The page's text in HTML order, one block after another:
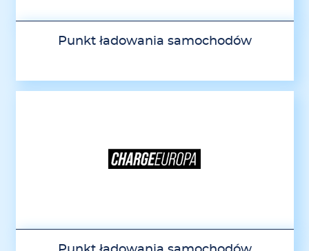
Punkt ładowania samochodów